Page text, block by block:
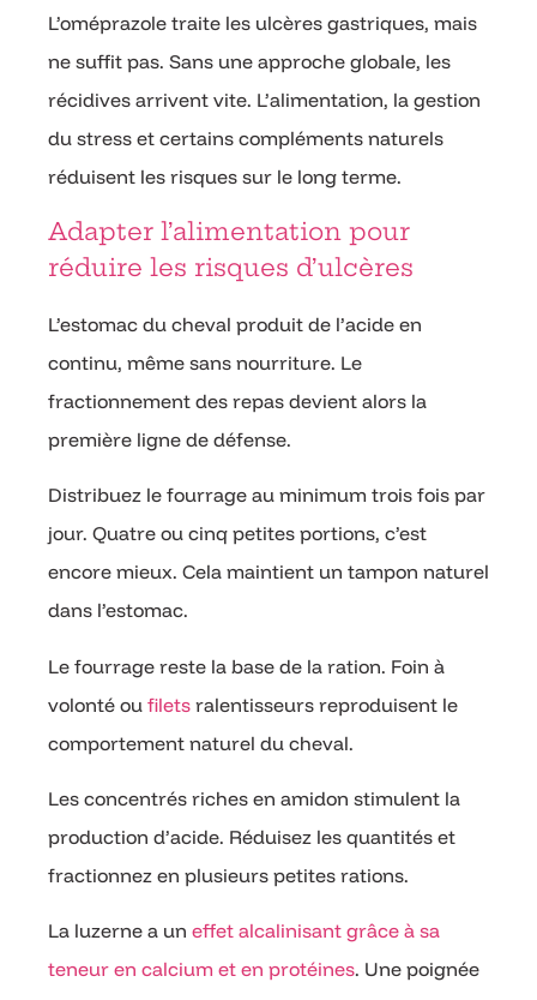
L’oméprazole traite les ulcères gastriques, mais
ne suffit pas. Sans une approche globale, les
récidives arrivent vite. L’alimentation, la gestion
du stress et certains compléments naturels
réduisent les risques sur le long terme.
Adapter l’alimentation pour
réduire les risques d’ulcères
L’estomac du cheval produit de l’acide en
continu, même sans nourriture. Le
fractionnement des repas devient alors la
première ligne de défense.
Distribuez le fourrage au minimum trois fois par
jour. Quatre ou cinq petites portions, c’est
encore mieux. Cela maintient un tampon naturel
dans l’estomac.
Le fourrage reste la base de la ration. Foin à
volonté ou filets ralentisseurs reproduisent le
comportement naturel du cheval.
Les concentrés riches en amidon stimulent la
production d’acide. Réduisez les quantités et
fractionnez en plusieurs petites rations.
La luzerne a un effet alcalinisant grâce à sa
teneur en calcium et en protéines. Une poignée